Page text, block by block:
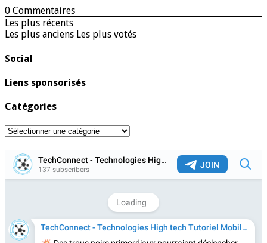
0 Commentaires
Les plus récents
Les plus anciens Les plus votés
Social
Liens sponsorisés
Catégories
Catégories